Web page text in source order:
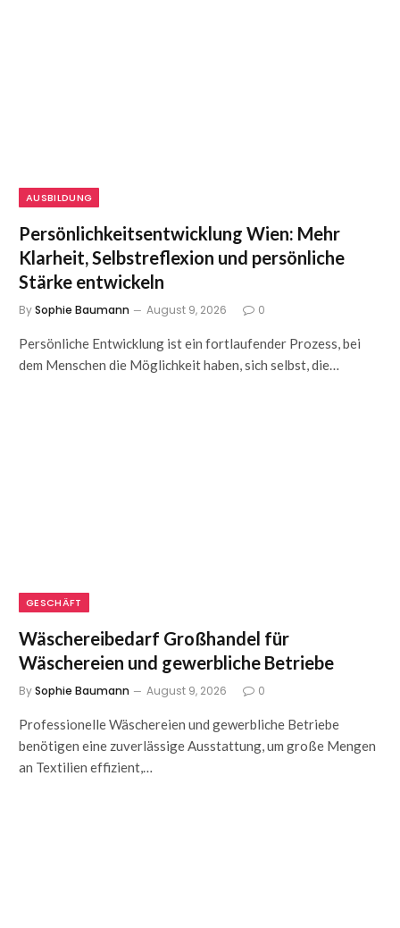
AUSBILDUNG
Persönlichkeitsentwicklung Wien: Mehr
Klarheit, Selbstreflexion und persönliche
Stärke entwickeln
BySophie Baumann August 9, 2026 0
Persönliche Entwicklung ist ein fortlaufender Prozess, bei
dem Menschen die Möglichkeit haben, sich selbst, die…
GESCHÄFT
Wäschereibedarf Großhandel für
Wäschereien und gewerbliche Betriebe
BySophie Baumann August 9, 2026 0
Professionelle Wäschereien und gewerbliche Betriebe
benötigen eine zuverlässige Ausstattung, um große Mengen
an Textilien effizient,…